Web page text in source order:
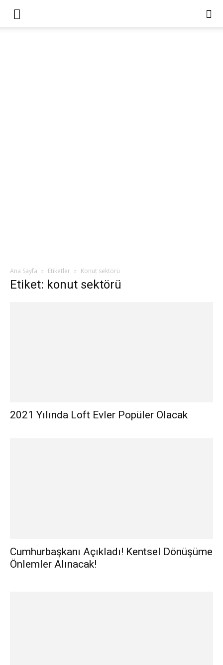
Ana Sayfa Etiketler Konut sektörü
Etiket: konut sektörü
2021 Yılında Loft Evler Popüler Olacak
Cumhurbaşkanı Açıkladı! Kentsel Dönüşüme
Önlemler Alınacak!